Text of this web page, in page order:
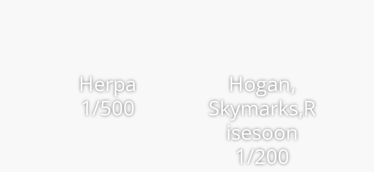
Herpa
1/500
Hogan,
Skymarks,R
isesoon
1/200